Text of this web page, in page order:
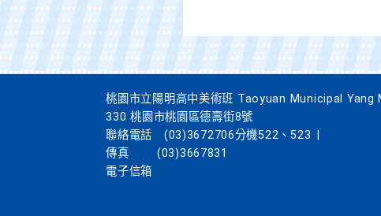
桃園市立陽明高中美術班 Taoyuan Municipal
330 桃園市桃園區德壽街8號
聯絡電話
(03)3672706分機522、523
傳真
(03)3667831
電子信箱